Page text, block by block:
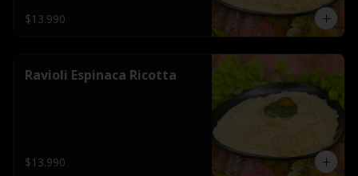
$13.990
Ravioli Espinaca Ricotta
$13.990